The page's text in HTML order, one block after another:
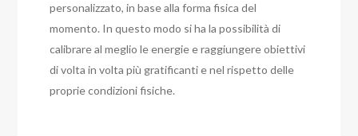
personalizzato, in base alla forma fisica del
momento. In questo modo si ha la possibilità di
calibrare al meglio le energie e raggiungere obiettivi
di volta in volta più gratificanti e nel rispetto delle
proprie condizioni fisiche.